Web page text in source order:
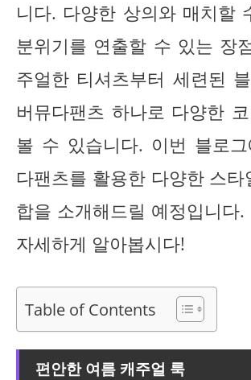
니다. 다양한 상의와 매치할
분위기를 연출할 수 있는 장
주얼한 티셔츠부터 세련된
버뮤다팬츠 하나로 다양한
볼 수 있습니다. 이번 블로
다팬츠를 활용한 다양한 스
합을 소개해드릴 예정입니다.
자세하게 알아봅시다!
Table of Contents
편안한 여름 캐주얼 룩